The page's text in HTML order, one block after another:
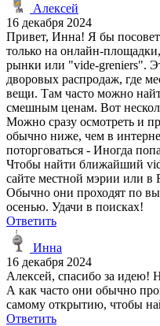
Алексей
16 декабря 2024
Привет, Инна! Я бы
только на онлайн-
рынки или "vide-greniers".
дворовых распродаж, где
вещи. Там часто можно
смешным ценам. Вот
Можно сразу осмотреть и
обычно ниже, чем в
поторговаться - Иногда
Чтобы найти ближайший
сайте местной мэрии или в
Обычно они проходят по
осенью. Удачи в поисках!
Ответить
Инна
16 декабря 2024
Алексей, спасибо за идею!
А как часто они обычно
самому открытию, чтобы
Ответить